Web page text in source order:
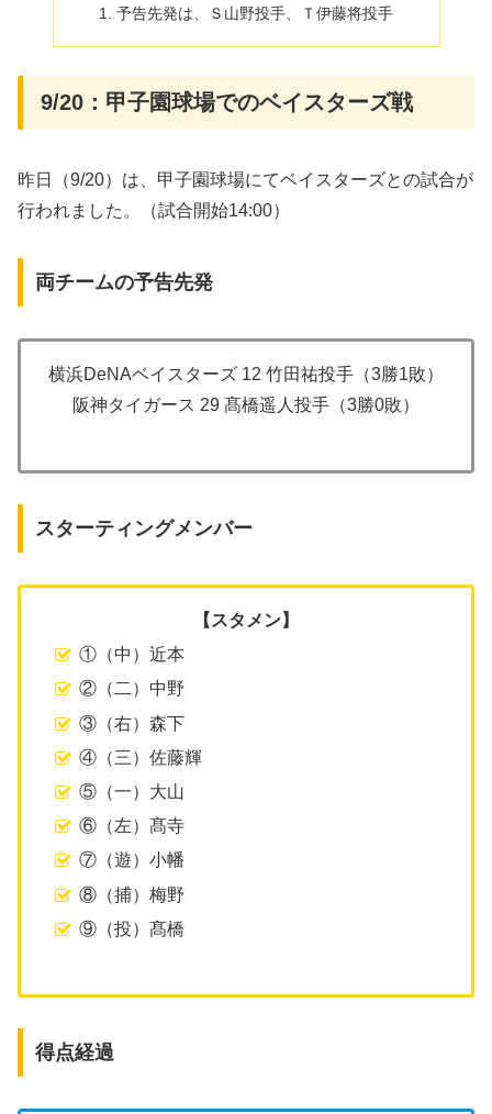
予告先発は、Ｓ山野投手、Ｔ伊藤将投手
9/20：甲子園球場でのベイスターズ戦
昨日（9/20）は、甲子園球場にてベイスターズとの試合が
行われました。（試合開始14:00）
両チームの予告先発
横浜DeNAベイスターズ 12 竹田祐投手（3勝1敗）
阪神タイガース 29 髙橋遥人投手（3勝0敗）
スターティングメンバー
【スタメン】
①（中）近本
②（二）中野
③（右）森下
④（三）佐藤輝
⑤（一）大山
⑥（左）髙寺
⑦（遊）小幡
⑧（捕）梅野
⑨（投）髙橋
得点経過